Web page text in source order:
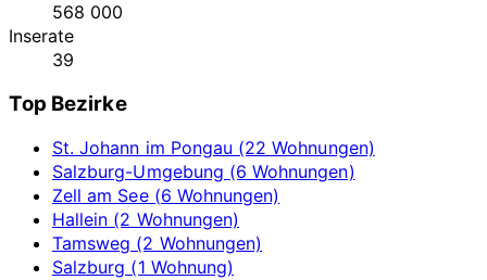
568 000
Inserate
39
Top Bezirke
St. Johann im Pongau (22 Wohnungen)
Salzburg-Umgebung (6 Wohnungen)
Zell am See (6 Wohnungen)
Hallein (2 Wohnungen)
Tamsweg (2 Wohnungen)
Salzburg (1 Wohnung)